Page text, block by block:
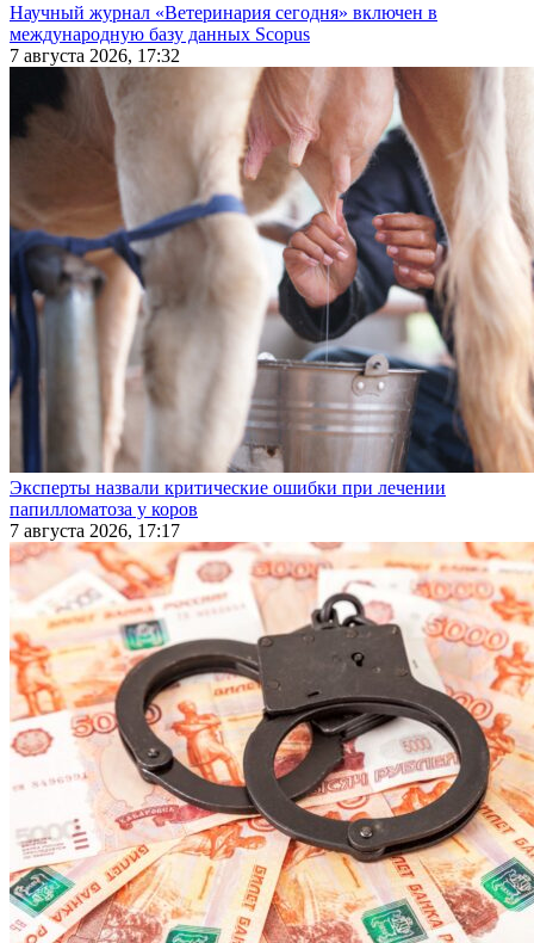
Научный журнал «Ветеринария сегодня» включен в
международную базу данных Scopus
7 августа 2026, 17:32
Эксперты назвали критические ошибки при лечении
папилломатоза у коров
7 августа 2026, 17:17